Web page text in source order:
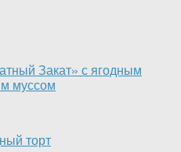
Закат» с ягодным
муссом